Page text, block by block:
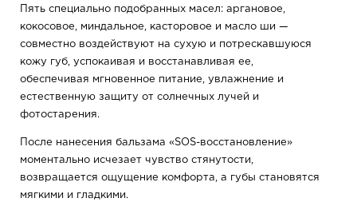
Пять специально подобранных масел: аргановое,
кокосовое, миндальное, касторовое и масло ши —
совместно воздействуют на сухую и потрескавшуюся
кожу губ, успокаивая и восстанавливая ее,
обеспечивая мгновенное питание, увлажнение и
естественную защиту от солнечных лучей и
фотостарения.
После нанесения бальзама «SOS-восстановление»
моментально исчезает чувство стянутости,
возвращается ощущение комфорта, а губы становятся
мягкими и гладкими.